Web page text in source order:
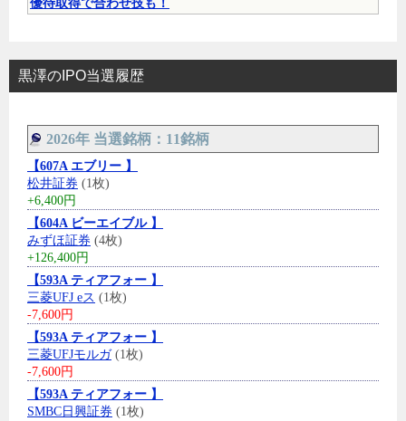
優待取得で合わせ技も！
黒澤のIPO当選履歴
2026年 当選銘柄：11銘柄
【607A エブリー 】
松井証券 (1枚)
+6,400円
【604A ビーエイブル 】
みずほ証券 (4枚)
+126,400円
【593A ティアフォー 】
三菱UFJ eス (1枚)
-7,600円
【593A ティアフォー 】
三菱UFJモルガ(1枚)
-7,600円
【593A ティアフォー 】
SMBC日興証券 (1枚)